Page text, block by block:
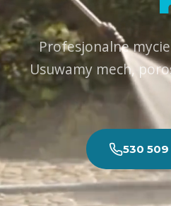
Profesjonalne
Usuwamy mech,
530